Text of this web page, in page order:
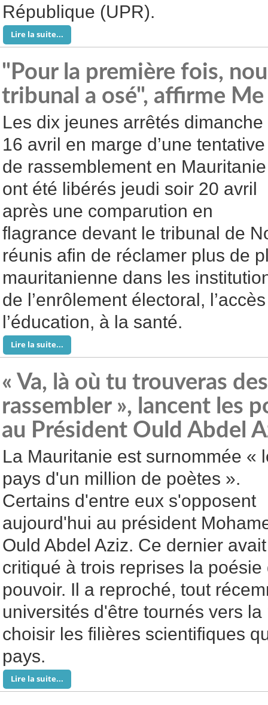
République (UPR).
Lire la suite...
"Pour la première fois,
tribunal a osé", affirme
Les dix jeunes arrêtés dimanche
16 avril en marge d’une tentative
de rassemblement en Mauritanie
ont été libérés jeudi soir 20 avril
après une comparution en
flagrance devant le tribunal de
réunis afin de réclamer plus de
mauritanienne dans les
de l’enrôlement électoral,
l’éducation, à la santé.
Lire la suite...
« Va, là où tu trouveras
rassembler », lancent les
au Président Ould Abdel
La Mauritanie est surnommée «
pays d'un million de poètes ».
Certains d'entre eux s'opposent
aujourd'hui au président
Ould Abdel Aziz. Ce dernier avait
critiqué à trois reprises la
pouvoir. Il a reproché, tout
universités d'être tournés vers
choisir les filières scientifiques
pays.
Lire la suite...